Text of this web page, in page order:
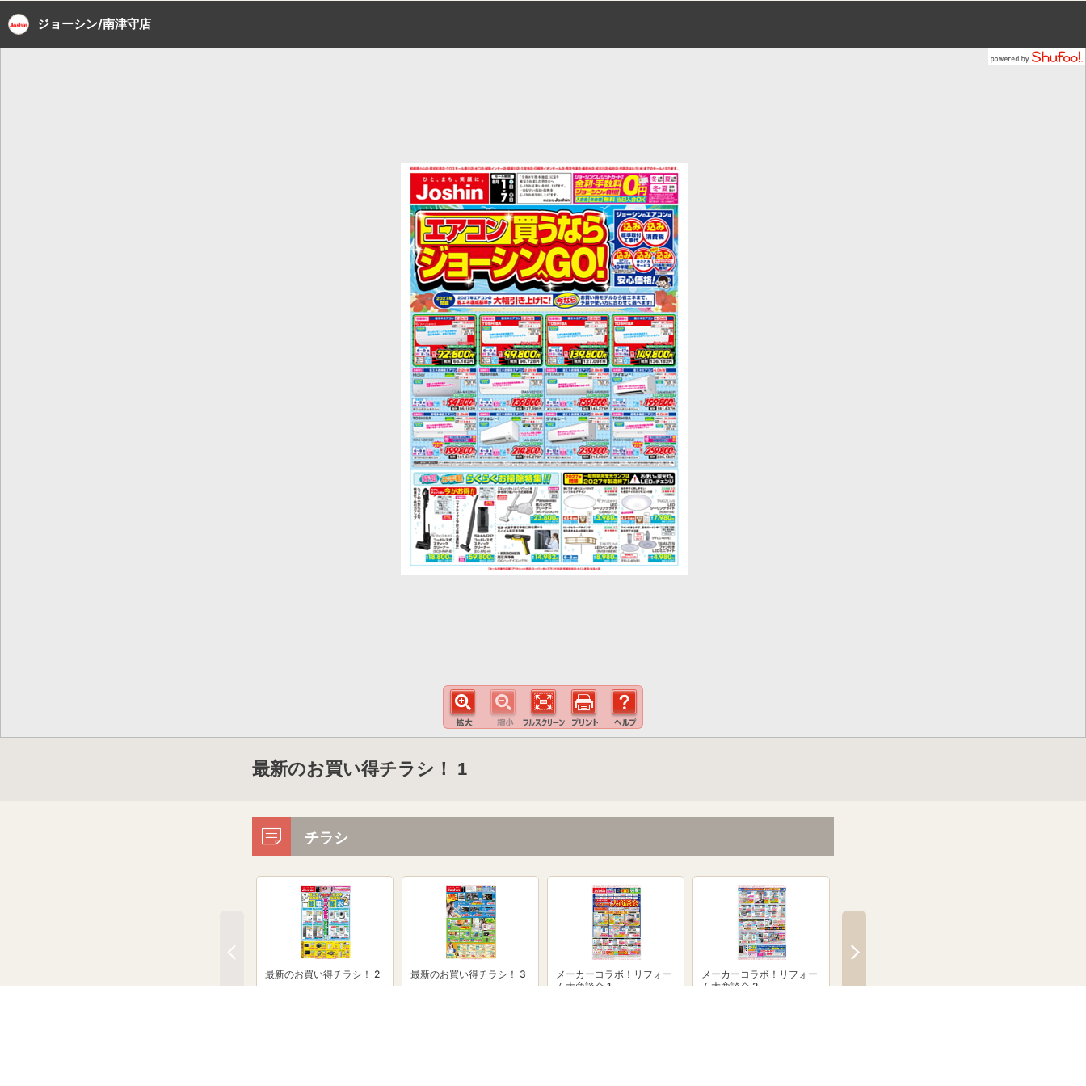
ジョーシン/南津守店
最新のお買い得チラシ！ 1
チラシ
最新のお買い得チラシ！ 2 最新のお買い得チラシ！ 3
メーカーコラボ！リフォー
ム大商談会 1
メーカーコラボ！リフォー
ム大商談会 2
クシェーバーNevo